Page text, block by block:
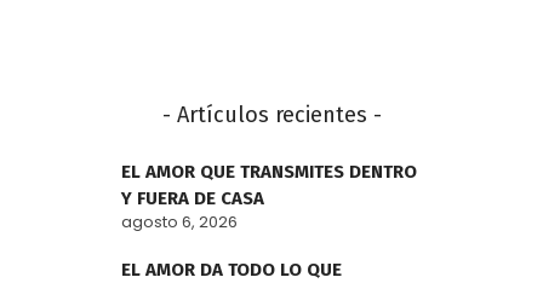
- Artículos recientes -
EL AMOR QUE TRANSMITES DENTRO
Y FUERA DE CASA
agosto 6, 2026
EL AMOR DA TODO LO QUE